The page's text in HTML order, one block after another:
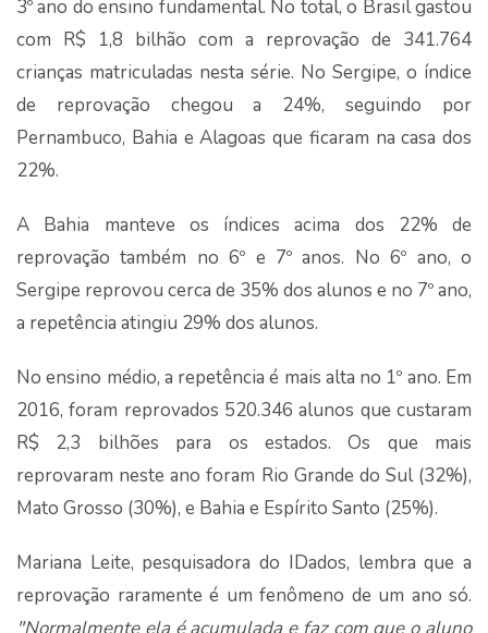
3º ano do ensino fundamental. No total, o Brasil gastou
com R$ 1,8 bilhão com a reprovação de 341.764
crianças matriculadas nesta série. No Sergipe, o índice
de reprovação chegou a 24%, seguindo por
Pernambuco, Bahia e Alagoas que ficaram na casa dos
22%.
A Bahia manteve os índices acima dos 22% de
reprovação também no 6º e 7º anos. No 6º ano, o
Sergipe reprovou cerca de 35% dos alunos e no 7º ano,
a repetência atingiu 29% dos alunos.
No ensino médio, a repetência é mais alta no 1º ano. Em
2016, foram reprovados 520.346 alunos que custaram
R$ 2,3 bilhões para os estados. Os que mais
reprovaram neste ano foram Rio Grande do Sul (32%),
Mato Grosso (30%), e Bahia e Espírito Santo (25%).
Mariana Leite, pesquisadora do IDados, lembra que a
reprovação raramente é um fenômeno de um ano só.